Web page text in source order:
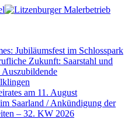
Jubiläumsfest im Schlosspark
Zukunft: Saarstahl und
am 11. August
Saarland / Ankündigung der
– 32. KW 2026